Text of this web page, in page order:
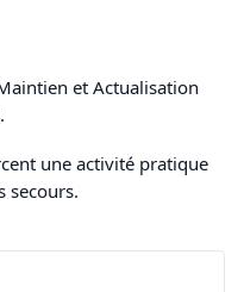
et Actualisation
une activité pratique
secours.